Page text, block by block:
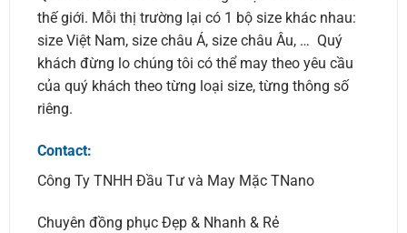
thế giới. Mỗi thị trường lại có 1 bộ size khác nhau:
size Việt Nam, size châu Á, size châu Âu, … Quý
khách đừng lo chúng tôi có thể may theo yêu cầu
của quý khách theo từng loại size, từng thông số
riêng.
Contact:
Công Ty TNHH Đầu Tư và May Mặc TNano
Chuyên đồng phục Đẹp & Nhanh & Rẻ